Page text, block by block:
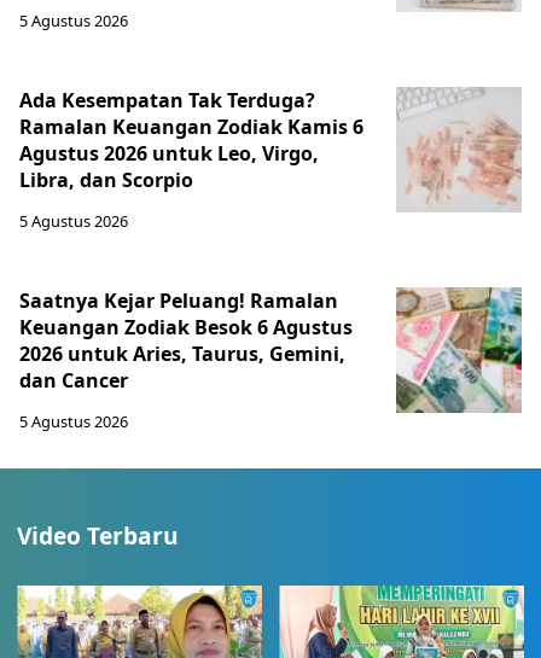
5 Agustus 2026
Ada Kesempatan Tak Terduga?
Ramalan Keuangan Zodiak Kamis 6
Agustus 2026 untuk Leo, Virgo,
Libra, dan Scorpio
5 Agustus 2026
Saatnya Kejar Peluang! Ramalan
Keuangan Zodiak Besok 6 Agustus
2026 untuk Aries, Taurus, Gemini,
dan Cancer
5 Agustus 2026
Video Terbaru